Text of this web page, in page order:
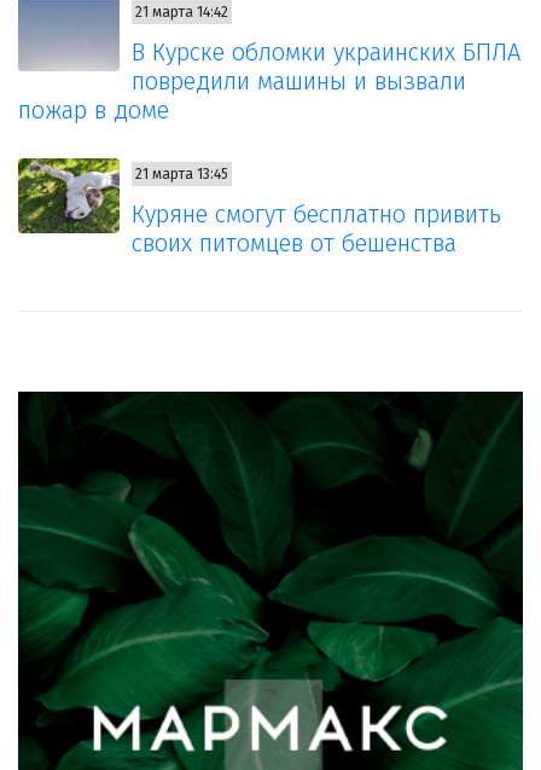
21 марта 14:42
В Курске обломки украинских БПЛА
повредили машины и вызвали
пожар в доме
21 марта 13:45
Куряне смогут бесплатно привить
своих питомцев от бешенства